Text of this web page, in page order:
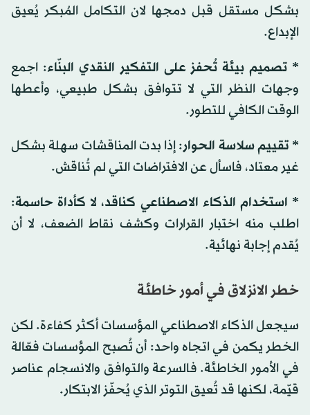
بشكل مستقل قبل دمجها لان التكامل المُبكر يُعيق
الإبداع.
* تصميم بيئة تُحفز على التفكير النقدي البنّاء: اجمع
وجهات النظر التي لا تتوافق بشكل طبيعي، وأعطها
الوقت الكافي للتطور.
* تقييم سلاسة الحوار: إذا بدت المناقشات سهلة بشكل
غير معتاد، فاسأل عن الافتراضات التي لم تُناقش.
* استخدام الذكاء الاصطناعي كناقد، لا كأداة حاسمة:
اطلب منه اختبار القرارات وكشف نقاط الضعف، لا أن
يُقدم إجابة نهائية.
خطر الانزلاق في أمور خاطئة
سيجعل الذكاء الاصطناعي المؤسسات أكثر كفاءة. لكن
الخطر يكمن في اتجاه واحد: أن تُصبح المؤسسات فعّالة
في الأمور الخاطئة. فالسرعة والتوافق والانسجام عناصر
قيّمة، لكنها قد تُعيق التوتر الذي يُحفّز الابتكار.